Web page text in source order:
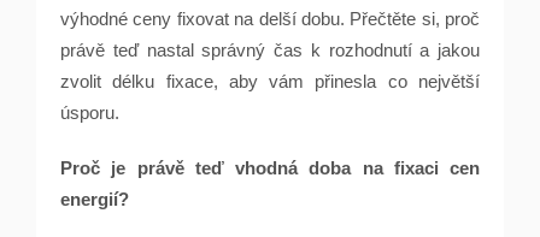
výhodné ceny fixovat na delší dobu. Přečtěte si, proč
právě teď nastal správný čas k rozhodnutí a jakou
zvolit délku fixace, aby vám přinesla co největší
úsporu.
Proč je právě teď vhodná doba na fixaci cen
energií?